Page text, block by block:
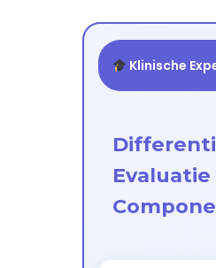
Klinische
Evaluatie